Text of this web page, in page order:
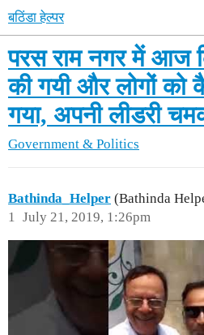
बठिंडा हेल्पर
परस राम नगर में आज
की गयी और लोगों को
गया, अपनी लीडरी
Government & Politics
Bathinda_Helper (Bathinda
July 21, 2019, 1:26pm
1